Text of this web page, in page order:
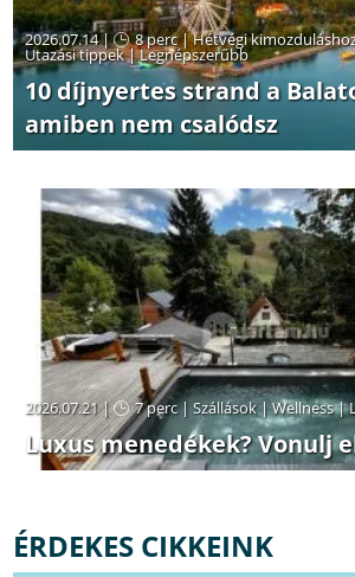
2026.07.14 | 8 perc|Hétvégi
Utazási tippek|Legnépszerűbb
10 díjnyertes strand a
amiben nem csalódsz
2026.07.21 | 7 perc|Szállások|Wellness|
Luxus menedékek? Vonulj
ÉRDEKES CIKKEINK